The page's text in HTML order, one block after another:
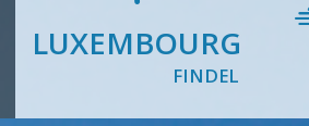
LUXEMBOURG
FINDEL